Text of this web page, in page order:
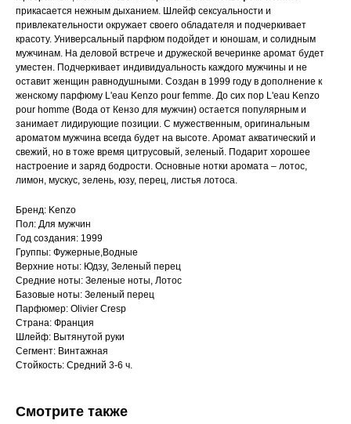
прикасается нежным дыханием. Шлейф сексуальности и
привлекательности окружает своего обладателя и подчеркивает
красоту. Универсальный парфюм подойдет и юношам, и солидным
мужчинам. На деловой встрече и дружеской вечеринке аромат будет
уместен. Подчеркивает индивидуальность каждого мужчины и не
оставит женщин равнодушными. Создан в 1999 году в дополнение к
женскому парфюму L'eau Kenzo pour femme. До сих пор L'eau Kenzo
pour homme (Вода от Кензо для мужчин) остается популярным и
занимает лидирующие позиции. С мужественным, оригинальным
ароматом мужчина всегда будет на высоте. Аромат акватический и
свежий, но в тоже время цитрусовый, зеленый. Подарит хорошее
настроение и заряд бодрости. Основные нотки аромата – лотос,
лимон, мускус, зелень, юзу, перец, листья лотоса.
Бренд: Kenzo
Пол: Для мужчин
Год создания: 1999
Группы: Фужерные,Водные
Верхние ноты: Юдзу, Зеленый перец
Средние ноты: Зеленые ноты, Лотос
Базовые ноты: Зеленый перец
Парфюмер: Olivier Cresp
Страна: Франция
Шлейф: Вытянутой руки
Сегмент: Винтажная
Стойкость: Средний 3-6 ч.
Смотрите также